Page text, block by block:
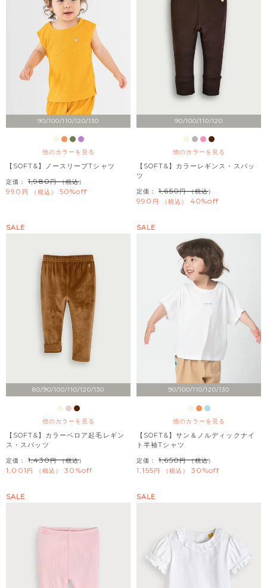
90/100/110/120/130
他のカラーを見る
【SOFT&】ノースリーブTシャツ
定価： 1,980 （税込）
990 税込 50%off
90/100/110/120
他のカラーを見る
【SOFT&】カラーレギンス・スパッ
ツ
定価： 1,650 （税込）
990 税込 40%off
80/90/100/110/120/130
他のカラーを見る
SALE
【SOFT&】カラーベロア起毛レギン
ス・スパッツ
定価： 1,430 （税込）
1,001 税込 30%off
90/100/110/120/130
他のカラーを見る
SALE
【SOFT&】サン＆ノルディックナイ
ト半袖Tシャツ
定価： 1,650 （税込）
1,155 税込 30%off
SALE SALE